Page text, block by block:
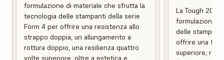
formulazione di materiale che sfrutta la
tecnologia delle stampanti della serie
Form 4 per offrire una resistenza allo
strappo doppia, un allungamento a
rottura doppio, una resilienza quattro
volte superiore, oltre a estetica e
La Tough 2000
formulazione
delle
offrire una
superiore,